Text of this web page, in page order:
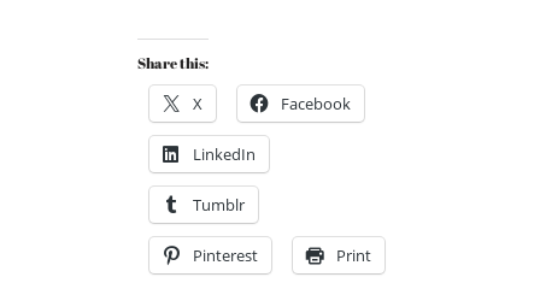
Share this:
X Facebook
LinkedIn
Tumblr
Pinterest Print